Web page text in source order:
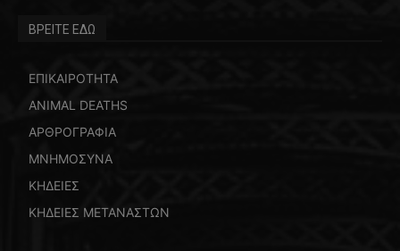
ΒΡΕΙΤΕ ΕΔΩ
ΕΠΙΚΑΙΡΟΤΗΤΑ
ANIMAL DEATHS
ΑΡΘΡΟΓΡΑΦΙΑ
ΜΝΗΜΟΣΥΝΑ
ΚΗΔΕΙΕΣ
ΚΗΔΕΙΕΣ ΜΕΤΑΝΑΣΤΩΝ